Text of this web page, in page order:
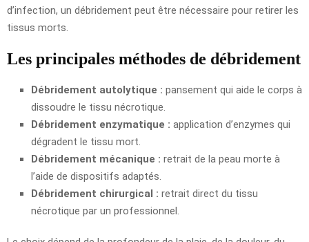
d’infection, un débridement peut être nécessaire pour retirer les
tissus morts.
Les principales méthodes de débridement
Débridement autolytique : pansement qui aide le corps à
dissoudre le tissu nécrotique.
Débridement enzymatique : application d’enzymes qui
dégradent le tissu mort.
Débridement mécanique : retrait de la peau morte à
l’aide de dispositifs adaptés.
Débridement chirurgical : retrait direct du tissu
nécrotique par un professionnel.